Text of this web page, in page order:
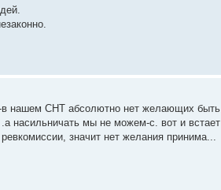
в нашем СНТ абсолютно нет желающих
насильничать мы не можем-с. вот и
значит нет желания принима...